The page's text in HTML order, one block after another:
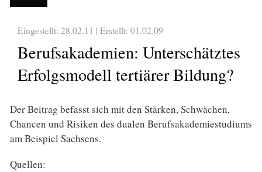
Eingestellt: 28.02.11 | Erstellt: 01.02.09
Berufsakademien: Unterschätztes
Erfolgsmodell tertiärer Bildung?
Der Beitrag befasst sich mit den Stärken, Schwächen,
Chancen und Risiken des dualen Berufsakademiestudiums
am Beispiel Sachsens.
Quellen: